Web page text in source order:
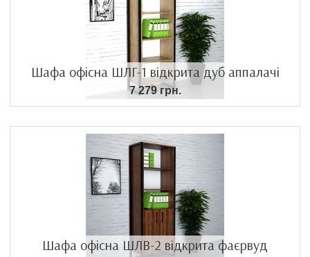
Шафа офісна ШЛГ-1 відкрита дуб аппалачі
7 279 грн.
Шафа офісна ШЛВ-2 відкрита фаєрвуд